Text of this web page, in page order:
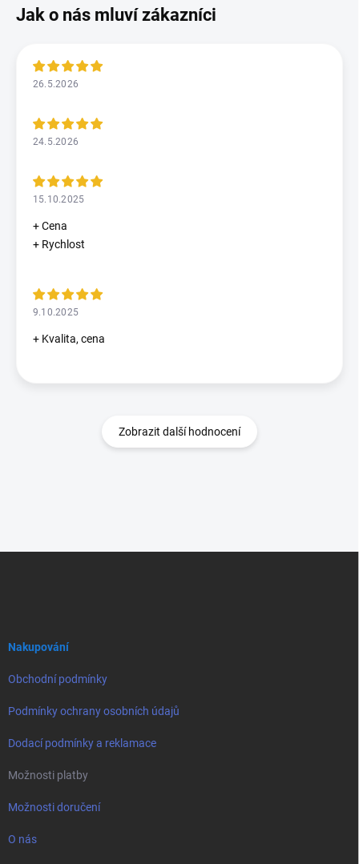
26.5.2026
24.5.2026
15.10.2025
+ Cena
+ Rychlost
9.10.2025
+ Kvalita, cena
Zobrazit další hodnocení
Nakupování
Obchodní podmínky
Podmínky ochrany osobních údajů
Dodací podmínky a reklamace
Možnosti platby
Možnosti doručení
O nás